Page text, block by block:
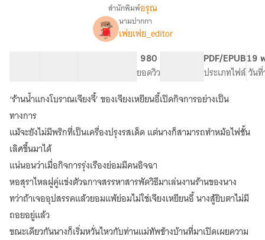
เรื่อง
แม่
ครัว
น้อย
แนว
หน้า
[นิยาย
แปล]
สำนักพิมพ์อรุณ
นามปากกา
เพ่ยเพ่ย_editor
980
ยอดวิว
PDF/EPUB
ประเภทไฟล์
19
วันที่
‘ร้านน้ำแกงโบราณเจียงจี้’ ของเจียงเหยียนอี้เปิดกิจการอย่างเป็น
ทางการ
แม้จะยังไม่มีพริกที่เป็นเครื่องปรุงรสเด็ด แต่นางก็สามารถทำหม้อไฟชั้น
เลิศขึ้นมาได้
แน่นอนว่าเมื่อกิจการรุ่งเรืองย่อมมีคนอิจฉา
หอสุราไหลฝูคู่แข่งตัวฉกาจสรรหาสารพัดวิธีมาเล่นงานร้านของนาง
ทว่าถ้าเจออุปสรรคแล้วยอมแพ้ย่อมไม่ใช่เจียงเหยียนอี้ นางสู้ยิบตาไม่มี
ถอยอยู่แล้ว
ขณะเดียวกันนางก็เริ่มหวั่นไหวกับท่านแม่ทัพข้างบ้านที่มาเปิดเผยความ